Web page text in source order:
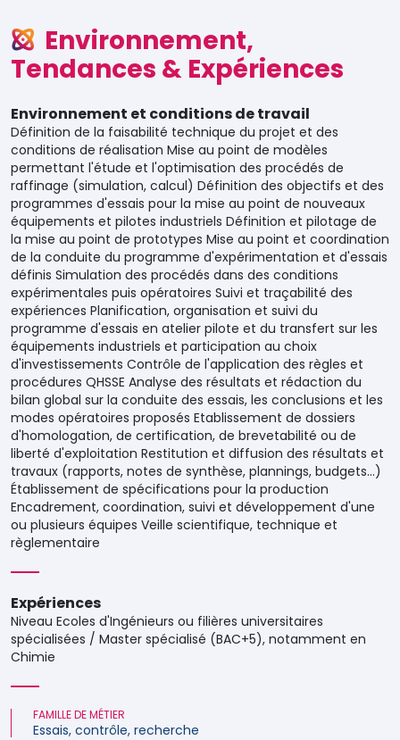
Environnement,
Tendances & Expériences
Environnement et conditions de travail
Définition de la faisabilité technique du projet et des
conditions de réalisation Mise au point de modèles
permettant l'étude et l'optimisation des procédés de
raffinage (simulation, calcul) Définition des objectifs et des
programmes d'essais pour la mise au point de nouveaux
équipements et pilotes industriels Définition et pilotage de
la mise au point de prototypes Mise au point et coordination
de la conduite du programme d'expérimentation et d'essais
définis Simulation des procédés dans des conditions
expérimentales puis opératoires Suivi et traçabilité des
expériences Planification, organisation et suivi du
programme d'essais en atelier pilote et du transfert sur les
équipements industriels et participation au choix
d'investissements Contrôle de l'application des règles et
procédures QHSSE Analyse des résultats et rédaction du
bilan global sur la conduite des essais, les conclusions et les
modes opératoires proposés Etablissement de dossiers
d'homologation, de certification, de brevetabilité ou de
liberté d'exploitation Restitution et diffusion des résultats et
travaux (rapports, notes de synthèse, plannings, budgets...)
Établissement de spécifications pour la production
Encadrement, coordination, suivi et développement d'une
ou plusieurs équipes Veille scientifique, technique et
règlementaire
Expériences
Niveau Ecoles d'Ingénieurs ou filières universitaires
spécialisées / Master spécialisé (BAC+5), notamment en
Chimie
FAMILLE DE MÉTIER
Essais, contrôle, recherche